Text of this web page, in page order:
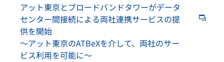
アット東京とブロードバンドタワーがデータ
センター間接続による両社連携サービスの提
供を開始
～アット東京のATBeXを介して、両社のサー
ビス利用を可能に～